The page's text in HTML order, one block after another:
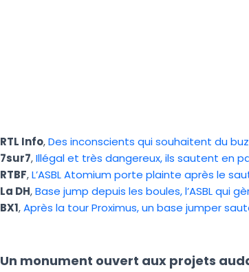
RTL Info,Des inconscients qui souhaitent du
7sur7,Illégal et très dangereux, ils sautent en
RTBF,L’ASBL Atomium porte plainte après le
La DH,Base jump depuis les boules, l’ASBL qui
BX1,Après la tour Proximus, un base jumper
Un monument ouvert aux projets